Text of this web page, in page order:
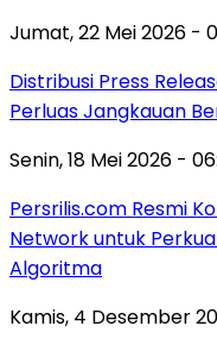
Jumat, 22 Mei 2026 -
Distribusi Press
Perluas Jangkauan
Senin, 18 Mei 2026 -
Persrilis.com Resmi
Network untuk
Algoritma
Kamis, 4 Desember